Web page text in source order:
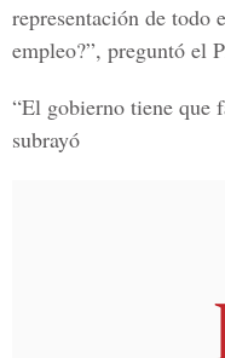
representación de todo
empleo?”, preguntó el
“El gobierno tiene que
subrayó